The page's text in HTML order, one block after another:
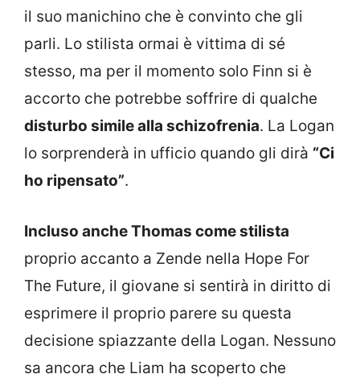
il suo manichino che è convinto che gli
parli. Lo stilista ormai è vittima di sé
stesso, ma per il momento solo Finn si è
accorto che potrebbe soffrire di qualche
disturbo simile alla schizofrenia. La Logan
lo sorprenderà in ufficio quando gli dirà “Ci
ho ripensato”.
Incluso anche Thomas come stilista
proprio accanto a Zende nella Hope For
The Future, il giovane si sentirà in diritto di
esprimere il proprio parere su questa
decisione spiazzante della Logan. Nessuno
sa ancora che Liam ha scoperto che